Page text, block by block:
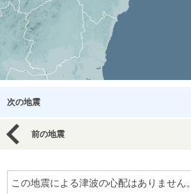
次の地震
前の地震
この地震による津波の心配はありません。